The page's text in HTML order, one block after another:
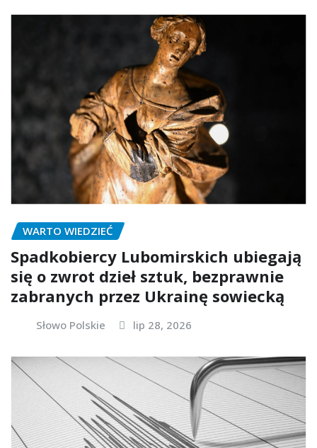
WARTO WIEDZIEĆ
Spadkobiercy Lubomirskich ubiegają
się o zwrot dzieł sztuk, bezprawnie
zabranych przez Ukrainę sowiecką
Słowo Polskie lip 28, 2026